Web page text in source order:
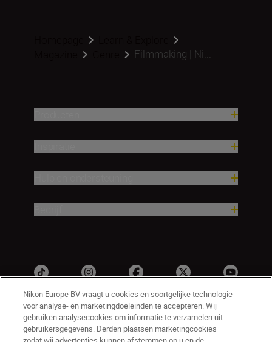
Filmmaking | Ni...
Nikon Europe BV vraagt u cookies en soortgelijke technologie
voor analyse- en marketingdoeleinden te accepteren. Wij
gebruiken analysecookies om informatie te verzamelen uit
gebruikersgegevens. Derden plaatsen marketingcookies